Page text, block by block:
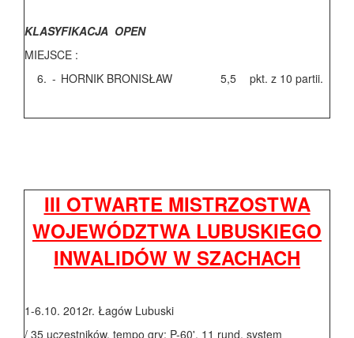
KLASYFIKACJA OPEN
MIEJSCE :
6. - HORNIK BRONISŁAW 5,5 pkt. z 10 partii.
III OTWARTE MISTRZOSTWA
WOJEWÓDZTWA LUBUSKIEGO
INWALIDÓW W SZACHACH
1-6.10. 2012r. Łagów Lubuski
/ 35 uczestników, tempo gry: P-60', 11 rund, system